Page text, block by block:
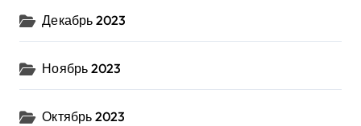
Декабрь 2023
Ноябрь 2023
Октябрь 2023